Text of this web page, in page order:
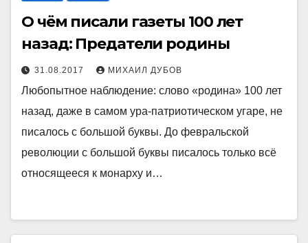
О чём писали газеты 100 лет
назад: Предатели родины
31.08.2017 МИХАИЛ ДУБОВ
Любопытное наблюдение: слово «родина» 100 лет
назад, даже в самом ура-патриотическом угаре, не
писалось с большой буквы. До февральской
революции с большой буквы писалось только всё
относящееся к монарху и…